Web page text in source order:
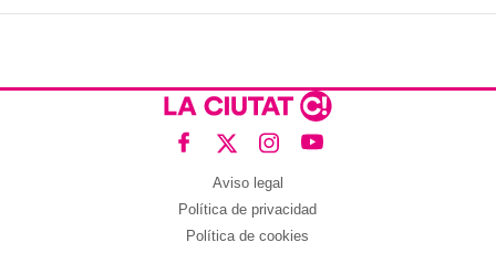
Aviso legal
Política de privacidad
Política de cookies